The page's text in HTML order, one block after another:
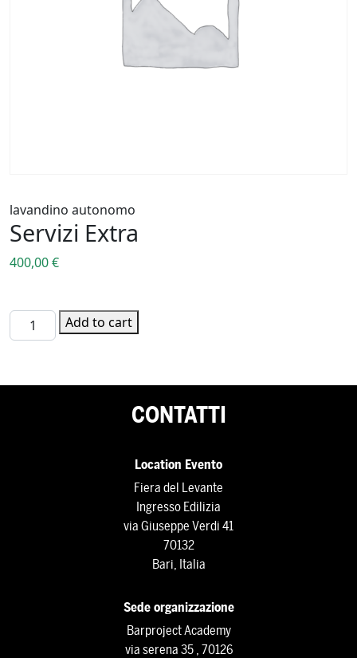
lavandino autonomo
Servizi Extra
400,00€
lavandino autonomo quantity
Add to cart
CONTATTI
Location Evento
Fiera del Levante
Ingresso Edilizia
via Giuseppe Verdi 41
70132
Bari, Italia
Sede organizzazione
Barproject Academy
via serena 35 , 70126